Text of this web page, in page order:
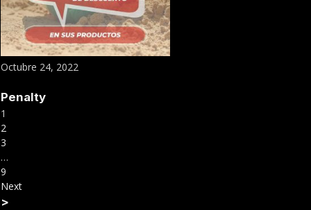
Octubre 24, 2022
Penalty
1
2
3
…
9
Next
>